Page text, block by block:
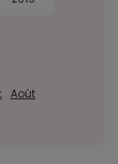
Août